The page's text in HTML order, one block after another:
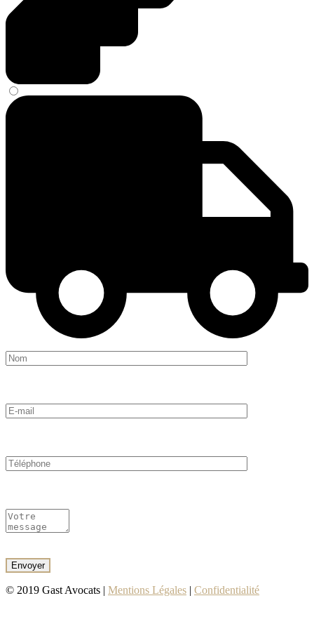
© 2019 Gast Avocats | Mentions Légales | Confidentialité